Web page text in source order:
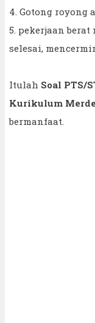
4. Gotong royong
5. pekerjaan
selesai,
Itulah Soal PTS/
Kurikulum
bermanfaat.